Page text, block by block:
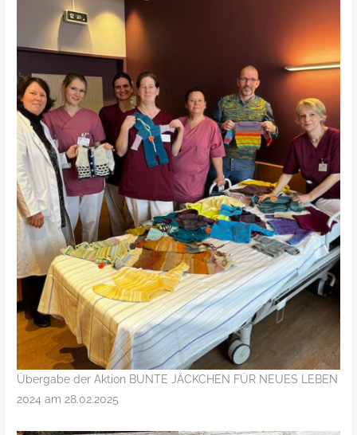
Übergabe der Aktion BUNTE JÄCKCHEN FÜR NEUES LEBEN
2024 am 28.02.2025